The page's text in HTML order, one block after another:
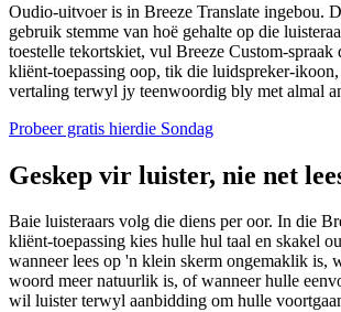
Oudio-uitvoer is in Breeze Translate ingebou.
gebruik stemme van hoë gehalte op die
toestelle tekortskiet, vul Breeze Custom-
kliënt-toepassing oop, tik die luidspreker-
vertaling terwyl jy teenwoordig bly met almal
Probeer gratis hierdie Sondag
Geskep vir luister, nie net
Baie luisteraars volg die diens per oor. In die
kliënt-toepassing kies hulle hul taal en skakel
wanneer lees op 'n klein skerm ongemaklik is,
woord meer natuurlik is, of wanneer hulle
wil luister terwyl aanbidding om hulle